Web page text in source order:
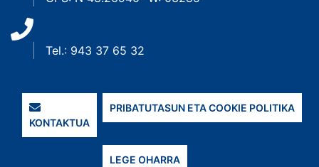
Tel.: 943 37 65 32
KONTAKTUA
PRIBATUTASUN ETA COOKIE POLITIKA
LEGE OHARRA